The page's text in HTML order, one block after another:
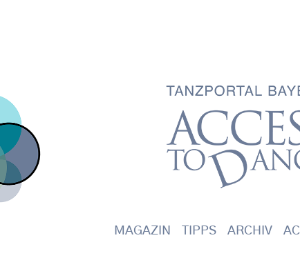
Main navigation
MAGAZIN TIPPS ARCHIV